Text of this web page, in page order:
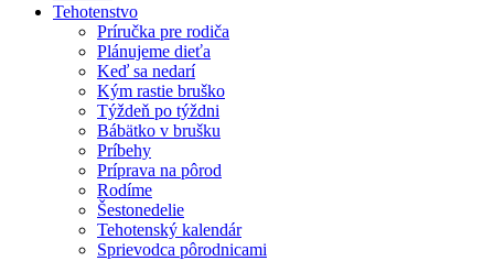
Tehotenstvo
Príručka pre rodiča
Plánujeme dieťa
Keď sa nedarí
Kým rastie bruško
Týždeň po týždni
Bábätko v brušku
Príbehy
Príprava na pôrod
Rodíme
Šestonedelie
Tehotenský kalendár
Sprievodca pôrodnicami